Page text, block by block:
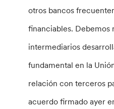
otros bancos
financiables. Debemos
intermediarios
fundamental en la
relación con terceros
acuerdo firmado ayer